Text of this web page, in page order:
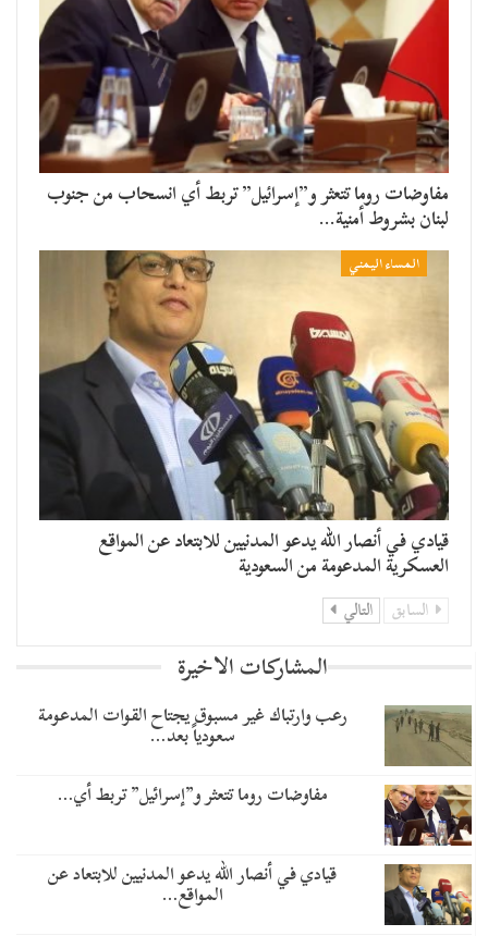
مفاوضات روما تتعثر و”إسرائيل” تربط أي انسحاب من جنوب
لبنان بشروط أمنية…
المساء اليمني
قيادي في أنصار الله يدعو المدنيين للابتعاد عن المواقع
العسكرية المدعومة من السعودية
السابق التالي
المشاركات الاخيرة
رعب وارتباك غير مسبوق يجتاح القوات المدعومة
سعودياً بعد…
مفاوضات روما تتعثر و”إسرائيل” تربط أي…
قيادي في أنصار الله يدعو المدنيين للابتعاد عن
المواقع…